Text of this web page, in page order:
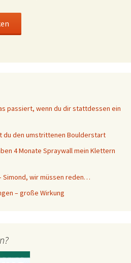
passiert, wenn du dir stattdessen ein
du den umstrittenen Boulderstart
4 Monate Spraywall mein Klettern
Simond, wir müssen reden…
– große Wirkung